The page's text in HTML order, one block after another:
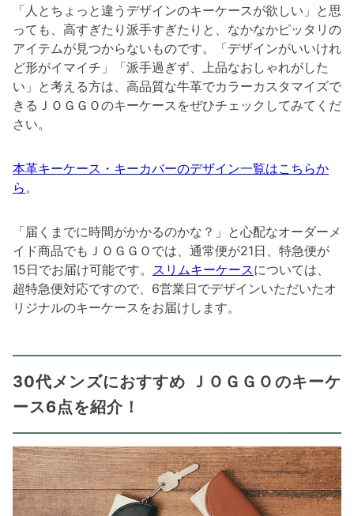
「人とちょっと違うデザインのキーケースが欲しい」と思
っても、高すぎたり派手すぎたりと、なかなかピッタリの
アイテムが見つからないものです。「デザインがいいけれ
ど形がイマイチ」「派手過ぎず、上品なおしゃれがした
い」と考える方は、高品質な牛革でカラーカスタマイズで
きるＪＯＧＧＯのキーケースをぜひチェックしてみてくだ
さい。
本革キーケース・キーカバーのデザイン一覧はこちらか
ら 。
「届くまでに時間がかかるのかな？」と心配なオーダーメ
イド商品でもＪＯＧＧＯでは、通常便が21日、特急便が
15日でお届け可能です。 スリムキーケースについては、
超特急便対応ですので、6営業日でデザインいただいたオ
リジナルのキーケースをお届けします。
30代メンズにおすすめ ＪＯＧＧＯのキーケ
ース6点を紹介！